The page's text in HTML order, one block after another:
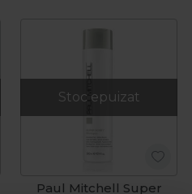
Stoc epuizat
Paul Mitchell Super